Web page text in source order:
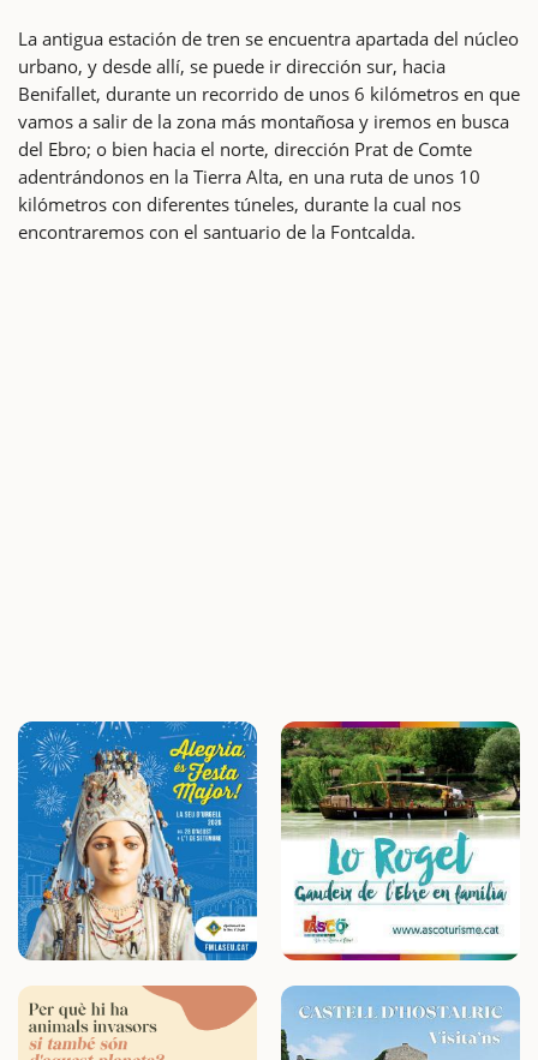
La antigua estación de tren se encuentra apartada del núcleo
urbano, y desde allí, se puede ir dirección sur, hacia
Benifallet, durante un recorrido de unos 6 kilómetros en que
vamos a salir de la zona más montañosa y iremos en busca
del Ebro; o bien hacia el norte, dirección Prat de Comte
adentrándonos en la Tierra Alta, en una ruta de unos 10
kilómetros con diferentes túneles, durante la cual nos
encontraremos con el santuario de la Fontcalda.